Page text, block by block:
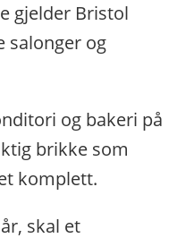
gjelder Bristol
salonger og
og bakeri på
brikke som
komplett.
skal et